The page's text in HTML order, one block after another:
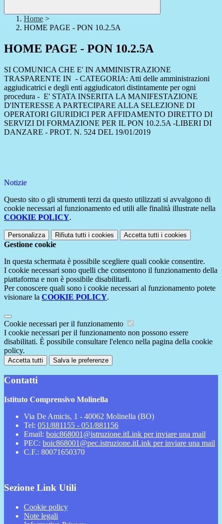
Home >
HOME PAGE - PON 10.2.5A
HOME PAGE - PON 10.2.5A
SI COMUNICA CHE E' IN AMMINISTRAZIONE
TRASPARENTE IN - CATEGORIA: Atti delle amministrazioni
aggiudicatrici e degli enti aggiudicatori distintamente per ogni
procedura - E' STATA INSERITA LA MANIFESTAZIONE
D'INTERESSE A PARTECIPARE ALLA SELEZIONE DI
OPERATORI GIURIDICI PER AFFIDAMENTO DIRETTO DI
SERVIZI DI FORMAZIONE PER IL PON 10.2.5A -LIBERI DI
DANZARE - PROT. N. 524 DEL 19/01/2019
Notizie
Questo sito o gli strumenti terzi da questo utilizzati si avvalgono di
cookie necessari al funzionamento ed utili alle finalità illustrate nella
COOKIE POLICY.
Personalizza Rifiuta tutti i cookies Accetta tutti i cookies
Gestione cookie
In questa schermata è possibile scegliere quali cookie consentire.
I cookie necessari sono quelli che consentono il funzionamento della
piattaforma e non è possibile disabilitarli.
Per conoscere quali sono i cookie necessari al funzionamento potete
visionare la COOKIE POLICY.
Cookie necessari per il funzionamento
I cookie necessari per il funzionamento non possono essere
disabilitati. È possibile consultare l'elenco nella pagina della cookie
policy.
Accetta tutti Salva le preferenze
Contatti
Istituto Comprensivo Molinella
Via De Amicis, 1 - 40062 Molinella (BO)
Tel: 051/881155 - 051/881156
Email: boic868001@istruzione.itLink per inviare una mail
PEC: boic868001@pec.istruzione.itLink per inviare una mail
C.F.: 80071650370
Sezione Link Utili
Cookie policy
Note legali